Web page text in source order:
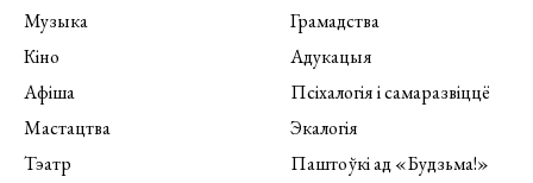
Музыка
Кіно
Афіша
Мастацтва
Тэатр
Грамадства
Адукацыя
Псіхалогія і самаразвіццё
Экалогія
Паштоўкі ад «Будзьма!»